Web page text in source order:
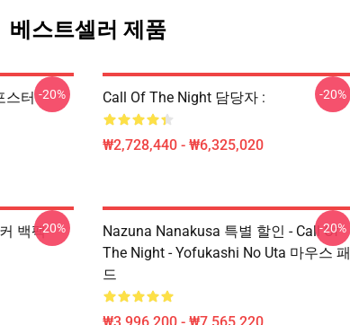
베스트셀러 제품
스터 -20% Call Of The Night 담당자 :
₩2,728,440 - ₩6,325,020
-20%
백팩-20%
Nazuna Nanakusa 특별 할인 - Call Of
The Night - Yofukashi No Uta 마우스 패
드
-20%